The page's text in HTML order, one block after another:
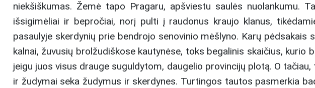
niekšiškumas. Žemė tapo Pragaru, apšviestu saulės
išsigimėliai ir bepročiai, norį pulti į raudonus kraujo klanus,
pasaulyje skerdynių prie bendrojo senovinio mėšlyno. Karų
kalnai, žuvusių brolžudiškose kautynėse, toks begalinis skaičius,
jeigu juos visus drauge suguldytom, daugelio provincijų plotą. O
ir žudymai seka žudymus ir skerdynes. Turtingos tautos pasmerkia